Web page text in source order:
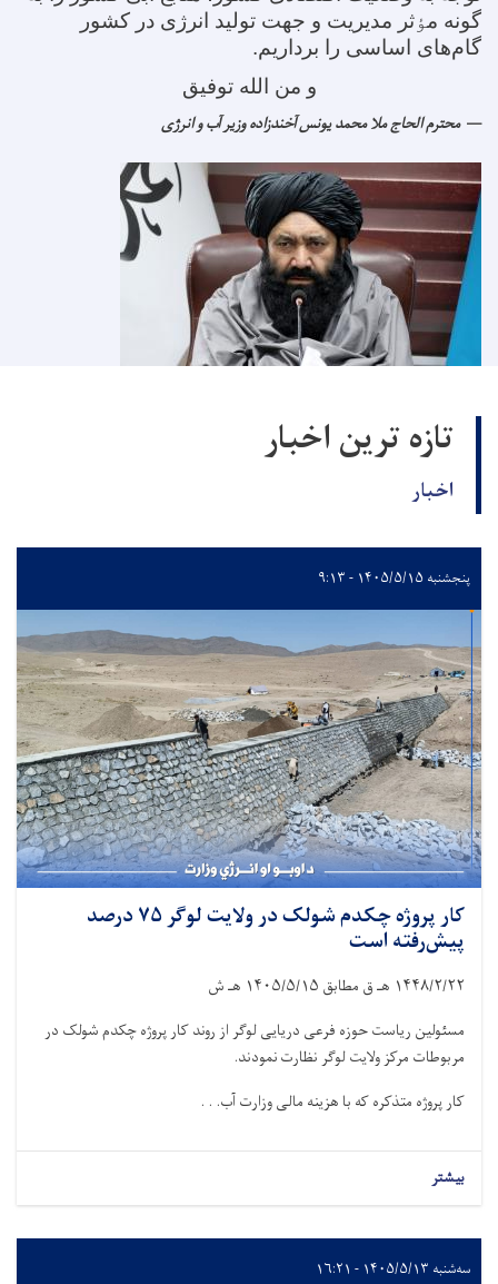
گونه مؤثر مدیریت و جهت تولید انرژی در کشور
گام‌های اساسی را برداریم.
و من الله توفیق
محترم الحاج ملا محمد یونس آخندزاده وزیر آب و انرژی
تازه ترین اخبار
اخبار
پنجشنبه ۱۴۰۵/۵/۱۵ - ۹:۱۳
کار پروژه چکدم شولک در ولایت لوگر ۷۵ درصد
پیش‌رفته است
۱۴۴۸/۲/۲۲ هـ ق مطابق ۱۴۰۵/۵/۱۵ هـ ش
مسئولین ریاست حوزه فرعی دریایی لوگر از روند کار پروژه چکدم شولک در
مربوطات مرکز ولایت لوگر نظارت نمودند.
کار پروژه متذکره که با هزینه مالی وزارت آب. . .
بیشتر
سه‌شنبه ۱۴۰۵/۵/۱۳ - ۱۶:۲۱